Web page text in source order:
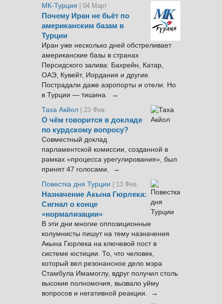
МК-Турция
| 04 Март
Почему Иран не бьёт по
американским базам в
Турции
Иран уже несколько дней обстреливает
американские базы в странах
Персидского залива: Бахрейн, Катар,
ОАЭ, Кувейт, Иордания и другие.
Пострадали даже аэропорты и отели. Но
в Турции — тишина. →
Таха Акйол | 23 Фев.
О чём говорится в докладе
по курдскому вопросу?
Совместный доклад
парламентской комиссии, созданной в
рамках «процесса урегулирования», был
принят 47 голосами. →
Повестка дня Турции
| 13 Фев.
Назначение Акына Гюрлека:
Сигнал о конце
«нормализации»
В эти дни многие оппозиционные
колумнисты пишут на тему назначения
Акына Гюрлека на ключевой пост в
системе юстиции. То, что человек,
который вел резонансное дело мэра
Стамбула Имамоглу, вдруг получил столь
высокие полномочия, вызвало уйму
вопросов и негативной реакции. →